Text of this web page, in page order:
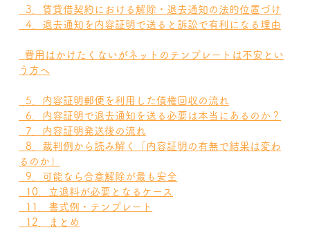
3．賃貸借契約における解除・退去通知の法的位置づけ
4．退去通知を内容証明で送ると訴訟で有利になる理由
費用はかけたくないがネットのテンプレートは不安とい
う方へ
5．内容証明郵便を利用した債権回収の流れ
6．内容証明で退去通知を送る必要は本当にあるのか？
7．内容証明発送後の流れ
8．裁判例から読み解く「内容証明の有無で結果は変わ
るのか」
9．可能なら合意解除が最も安全
10．立退料が必要となるケース
11．書式例・テンプレート
12．まとめ